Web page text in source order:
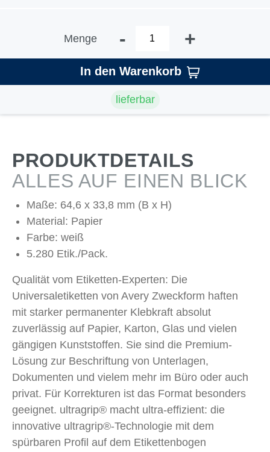
Menge - +
In den Warenkorb
lieferbar
PRODUKTDETAILS
ALLES AUF EINEN BLICK
Maße: 64,6 x 33,8 mm (B x H)
Material: Papier
Farbe: weiß
5.280 Etik./Pack.
Qualität vom Etiketten-Experten: Die
Universaletiketten von Avery Zweckform haften
mit starker permanenter Klebkraft absolut
zuverlässig auf Papier, Karton, Glas und vielen
gängigen Kunststoffen. Sie sind die Premium-
Lösung zur Beschriftung von Unterlagen,
Dokumenten und vielem mehr im Büro oder auch
privat. Für Korrekturen ist das Format besonders
geeignet. ultragrip® macht ultra-effizient: die
innovative ultragrip®-Technologie mit dem
spürbaren Profil auf dem Etikettenbogen